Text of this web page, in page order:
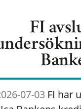
FI
07-03FI har